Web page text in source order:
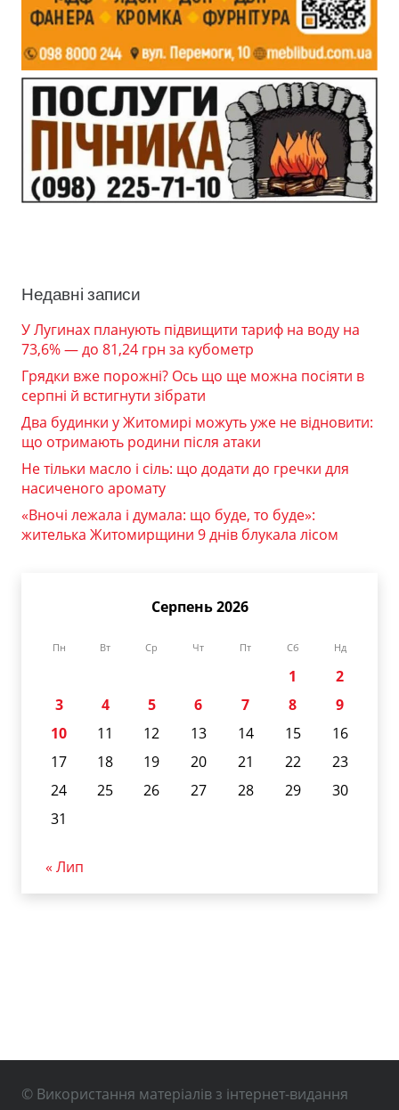
Недавні записи
У Лугинах планують підвищити тариф на воду на
73,6% — до 81,24 грн за кубометр
Грядки вже порожні? Ось що ще можна посіяти в
серпні й встигнути зібрати
Два будинки у Житомирі можуть уже не відновити:
що отримають родини після атаки
Не тільки масло і сіль: що додати до гречки для
насиченого аромату
«Вночі лежала і думала: що буде, то буде»:
жителька Житомирщини 9 днів блукала лісом
Серпень 2026
Пн Вт Ср Чт Пт Сб Нд
1
2
3
4 5 6 7 8
9
10
11 12 13 14 15
16
17
18 19 20 21 22
23
24
25 26 27 28 29
30
31
« Лип
© Використання матеріалів з інтернет-видання